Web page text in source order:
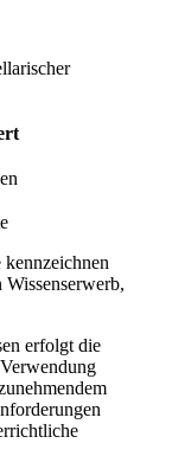
erfolgt die